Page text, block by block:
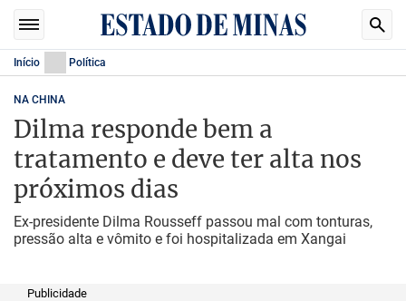
Início Política
NA CHINA
Dilma responde bem a
tratamento e deve ter alta nos
próximos dias
Ex-presidente Dilma Rousseff passou mal com tonturas,
pressão alta e vômito e foi hospitalizada em Xangai
Publicidade